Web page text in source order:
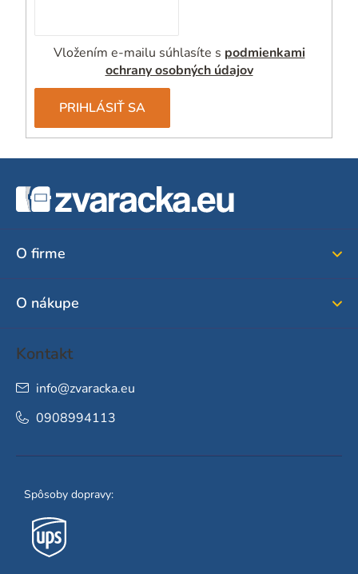
Vložením e-mailu súhlasíte s podmienkami
ochrany osobných údajov
PRIHLÁSIŤ SA
O firme
O nákupe
Kontakt
info@zvaracka.eu
0908994113
Spôsoby dopravy: